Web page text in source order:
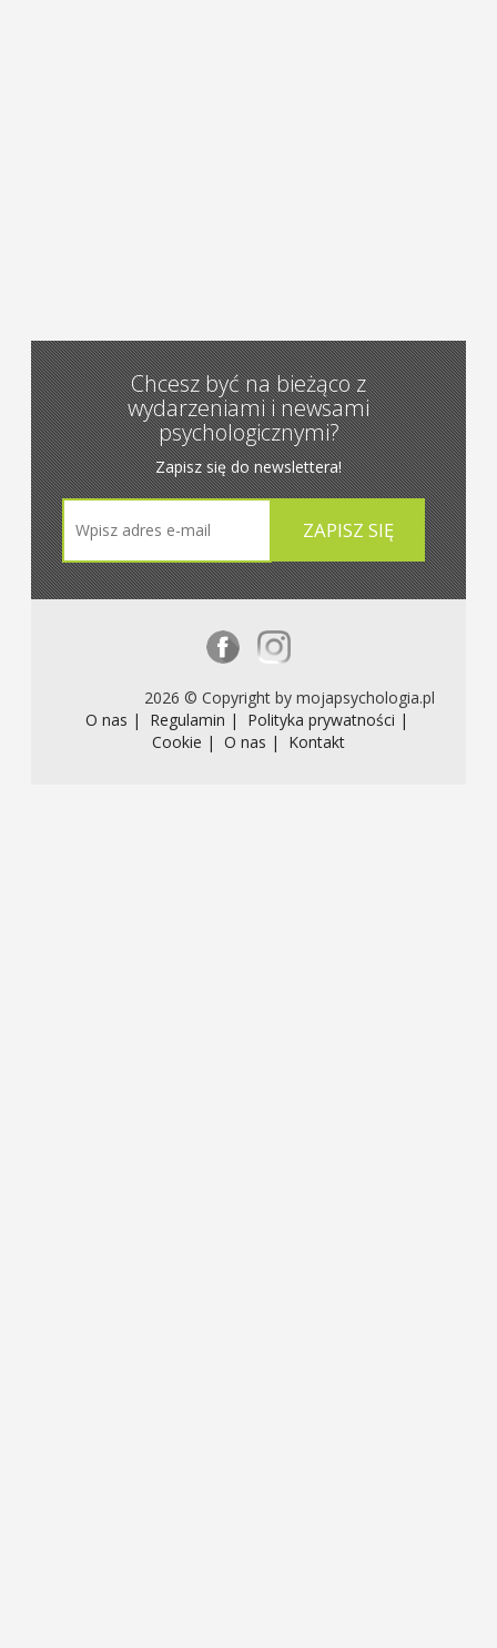
Chcesz być na bieżąco z
wydarzeniami i newsami
psychologicznymi?
Zapisz się do newslettera!
2026 © Copyright by mojapsychologia.pl
O nas |
Regulamin |
Polityka prywatności |
Cookie | O nas | Kontakt